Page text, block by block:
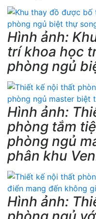
Hình ảnh:
trí khoa học
phòng ngủ
Hình ảnh:
phòng tắm
phòng ngủ
phân khu
Hình ảnh: